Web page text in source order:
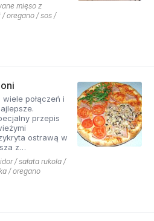
mięso z
oregano / sos /
połączeń i
przepis
ostrawą w
z
naszej receptury
/ sałata rukola /
/ oregano